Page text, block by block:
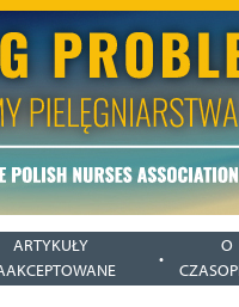
ARTYKUŁY
O